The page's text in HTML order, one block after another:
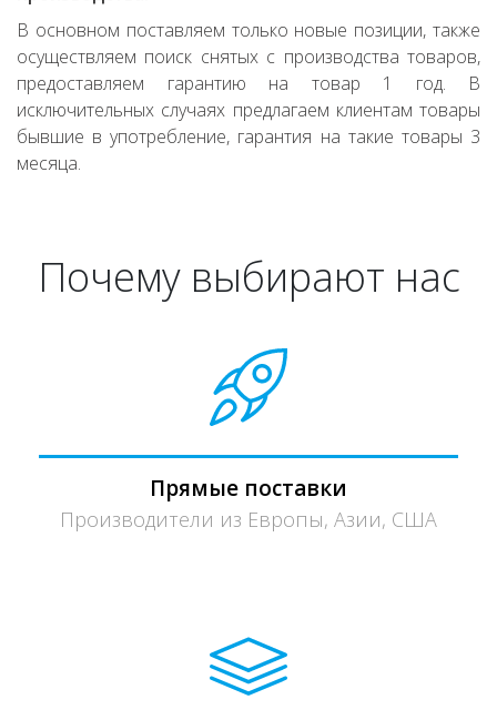
В основном поставляем только новые позиции, также
осуществляем поиск снятых с производства товаров,
предоставляем гарантию на товар 1 год. В
исключительных случаях предлагаем клиентам товары
бывшие в употребление, гарантия на такие товары 3
месяца.
Почему выбирают нас
Прямые поставки
Производители из Европы, Азии, США